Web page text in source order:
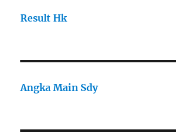
Result Hk
Angka Main Sdy